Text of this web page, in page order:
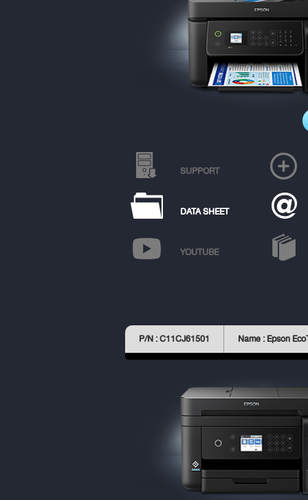
SUPPORT
DATA SHEET
YOUTUBE
P/N : C11CJ61501 Name : Epson